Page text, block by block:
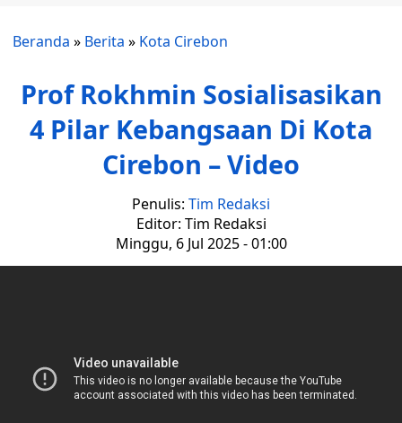
Beranda » Berita » Kota Cirebon
Prof Rokhmin Sosialisasikan
4 Pilar Kebangsaan Di Kota
Cirebon – Video
Penulis: Tim Redaksi
Editor: Tim Redaksi
Minggu, 6 Jul 2025 - 01:00